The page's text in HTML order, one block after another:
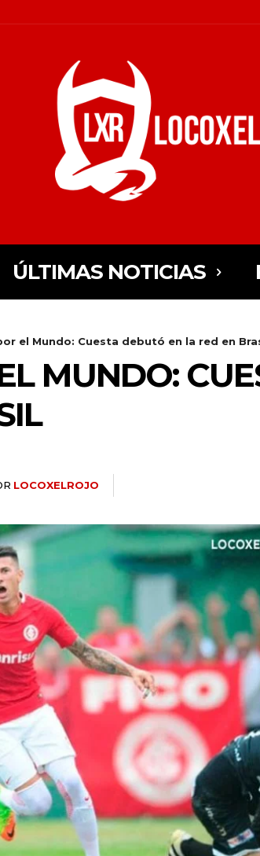
ÚLTIMAS NOTICIAS
el Mundo: Cuesta debutó en la red en
MUNDO:
LOCOXELROJO